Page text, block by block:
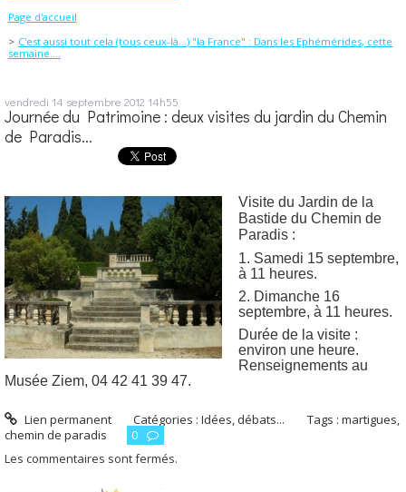
Page d'accueil
C'est aussi tout cela (tous ceux-là...) "la France" : Dans les Ephémérides, cette
semaine....
vendredi 14 septembre 2012 14h55
Journée du Patrimoine : deux visites du jardin du Chemin
de Paradis...
Visite du Jardin de la
Bastide du Chemin de
Paradis :
1. Samedi 15 septembre,
à 11 heures.
2. Dimanche 16
septembre, à 11 heures.
Durée de la visite :
environ une heure.
Renseignements au
Musée Ziem, 04 42 41 39 47.
Lien permanent Catégories :Idées, débats... Tags :martigues,
chemin de paradis
0
Les commentaires sont fermés.